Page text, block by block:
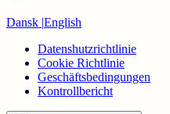
Dansk |English
Datenshutzrichtlinie
Cookie Richtlinie
Geschäftsbedingungen
Kontrollbericht